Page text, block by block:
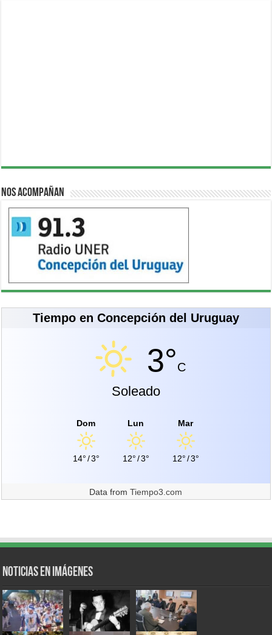
Nos acompañan
Tiempo en Concepción del Uruguay
3°C
Soleado
Dom
14°/3°
Lun
12°/3°
Mar
12°/3°
Data fromTiempo3.com
Noticias en Imágenes